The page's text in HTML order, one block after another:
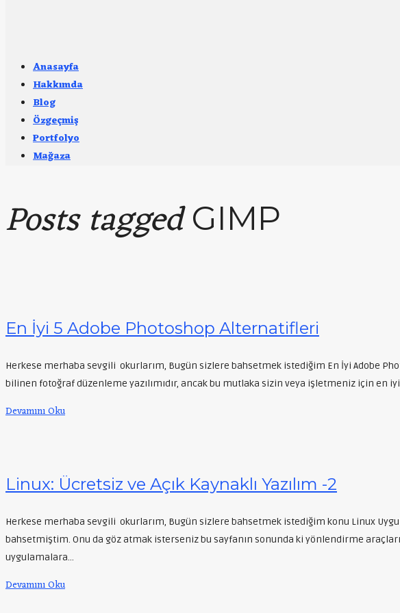
Anasayfa
Hakkımda
Blog
Özgeçmiş
Portfolyo
Mağaza
Posts tagged GIMP
En İyi 5 Adobe Photoshop Alternatifleri
Herkese merhaba sevgili okurlarım, Bugün sizlere bahsetmek istediğim En İyi Adobe
bilinen fotoğraf düzenleme yazılımıdır, ancak bu mutlaka sizin veya işletmeniz için en
Devamını Oku
Linux: Ücretsiz ve Açık Kaynaklı Yazılım -2
Herkese merhaba sevgili okurlarım, Bugün sizlere bahsetmek istediğim konu Linux
bahsetmiştim. Onu da göz atmak isterseniz bu sayfanın sonunda ki yönlendirme
uygulamalara…
Devamını Oku